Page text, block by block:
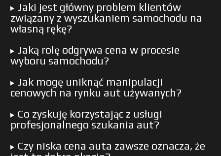
Jaki jest główny problem klientów
związany z wyszukaniem samochodu na
własną rękę?
Jaką rolę odgrywa cena w procesie
wyboru samochodu?
Jak mogę uniknąć manipulacji
cenowych na rynku aut używanych?
Co zyskuję korzystając z usługi
profesjonalnego szukania aut?
Czy niska cena auta zawsze oznacza, że